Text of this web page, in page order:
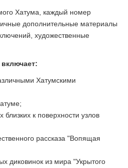
Хатума, каждый номер
дополнительные материалы
художественные
Хатумскими
к поверхности узлов
рассказа "Вопящая
диковинок из мира "Укрытого